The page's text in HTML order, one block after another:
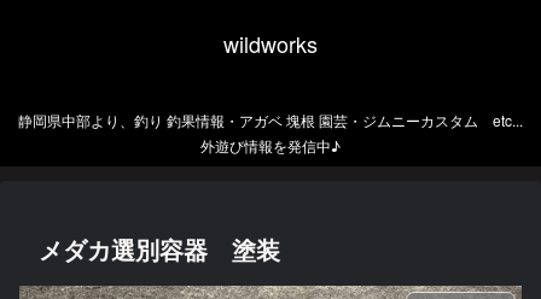
wildworks
静岡県中部より、釣り 釣果情報・アガベ 塊根 園芸・ジムニーカスタム etc...
外遊び情報を発信中♪
メダカ選別容器 塗装